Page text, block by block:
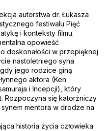
autorstwa dr. Łukasza
festiwalu Pięć
i konteksty filmu.
opowieść
doskonałości w przepięknej
nastoletniego syna
jego rodzice giną
aktora (Ken
i Incepcji), który
Rozpoczyna się katorżniczy
mentora w drodze na
historia życia człowieka